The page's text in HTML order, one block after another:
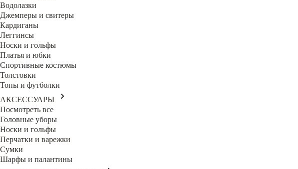
Водолазки
Джемперы и свитеры
Кардиганы
Леггинсы
Носки и гольфы
Платья и юбки
Спортивные костюмы
Толстовки
Топы и футболки
АКСЕССУАРЫ
Посмотреть все
Головные уборы
Носки и гольфы
Перчатки и варежки
Сумки
Шарфы и палантины